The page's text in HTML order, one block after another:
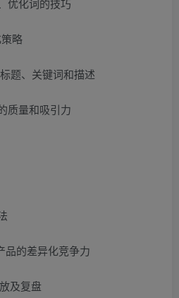
优化词的技巧
略
题、关键词和描述
质量和吸引力
品的差异化竞争力
及复盘